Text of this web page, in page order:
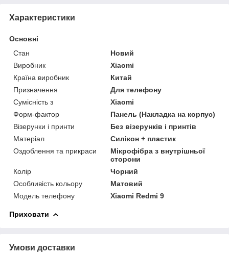
Характеристики
Основні
Стан
Новий
Виробник
Xiaomi
Країна виробник
Китай
Призначення
Для телефону
Сумісність з
Xiaomi
Форм-фактор
Панель (Накладка на корпус)
Візерунки і принти
Без візерунків і принтів
Матеріал
Силікон + пластик
Оздоблення та прикраси
Мікрофібра з внутрішньої
сторони
Колір
Чорний
Особливість кольору
Матовий
Модель телефону
Xiaomi Redmi 9
Приховати
Умови доставки